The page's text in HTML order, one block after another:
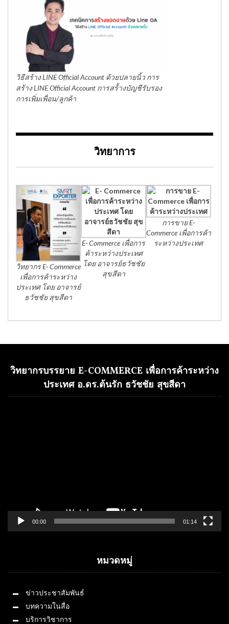
วิธีสร้าง LINE Official Account ด้วยปลายนิ้ว การ
สร้าง LINE Official Account การสร้้างบัญชีรับรอง
การเพิ่มเพื่อน/ลูกค้า
วิทยาการ
วิทยากร E- Commerce
เพื่อการค้าระหว่าง
ประเทศ โดย อาจารย์
ธวัชชัย สุขสีดา
E- Commerce เพื่อการ
ค้าระหว่างประเทศ
โดย อาจารย์ธวัชชัย
สุขสีดา
การขาย E-
Commerce เพื่อการค้า
ระหว่างประเทศ
วิทยากรบรรยาย E-COMMERCE เพื่อการค้าระหว่าง
ประเทศ อ.ดร.ต้นรัก ธวัชชัย สุขสีดา
00:00 01:14
หมวดหมู่
ข่าวประชาสัมพันธ์
บทความในสื่อ
บริการวิชาการ